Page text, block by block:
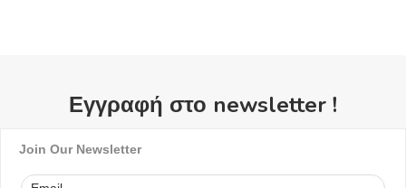
Εγγραφή στο newsletter !
Join Our Newsletter